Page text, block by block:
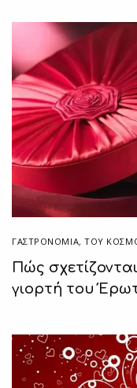
ΓΑΣΤΡΟΝΟΜΙΑ,ΤΟΥ
Πώς
γιορτή του